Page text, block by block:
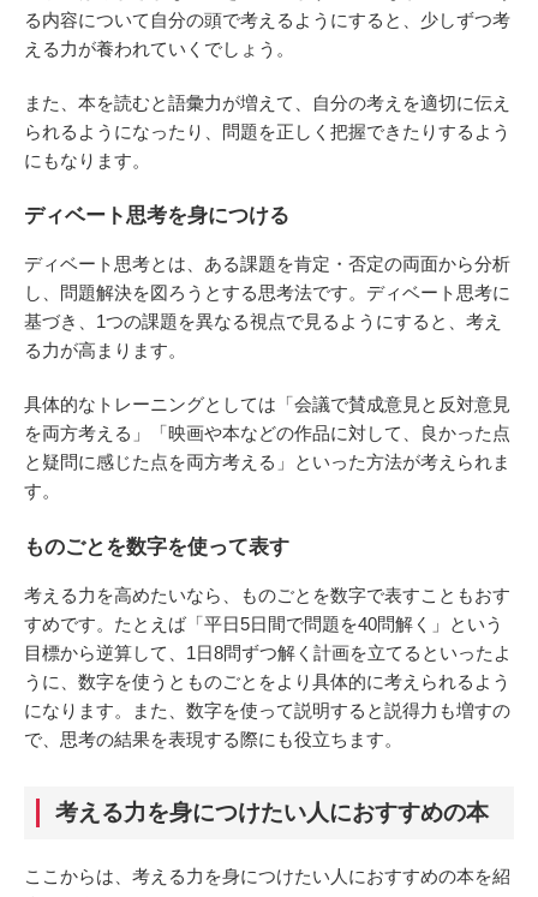
る内容について自分の頭で考えるようにすると、少しずつ考
える力が養われていくでしょう。
また、本を読むと語彙力が増えて、自分の考えを適切に伝え
られるようになったり、問題を正しく把握できたりするよう
にもなります。
ディベート思考を身につける
ディベート思考とは、ある課題を肯定・否定の両面から分析
し、問題解決を図ろうとする思考法です。ディベート思考に
基づき、1つの課題を異なる視点で見るようにすると、考え
る力が高まります。
具体的なトレーニングとしては「会議で賛成意見と反対意見
を両方考える」「映画や本などの作品に対して、良かった点
と疑問に感じた点を両方考える」といった方法が考えられま
す。
ものごとを数字を使って表す
考える力を高めたいなら、ものごとを数字で表すこともおす
すめです。たとえば「平日5日間で問題を40問解く」という
目標から逆算して、1日8問ずつ解く計画を立てるといったよ
うに、数字を使うとものごとをより具体的に考えられるよう
になります。また、数字を使って説明すると説得力も増すの
で、思考の結果を表現する際にも役立ちます。
考える力を身につけたい人におすすめの本
ここからは、考える力を身につけたい人におすすめの本を紹